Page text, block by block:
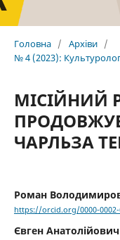
Головна / Архіви /
№ 4 (2023):
МІСІЙНИЙ
ЧАРЛЬЗА
Роман
https://orcid.org/0000-0002-
Євген